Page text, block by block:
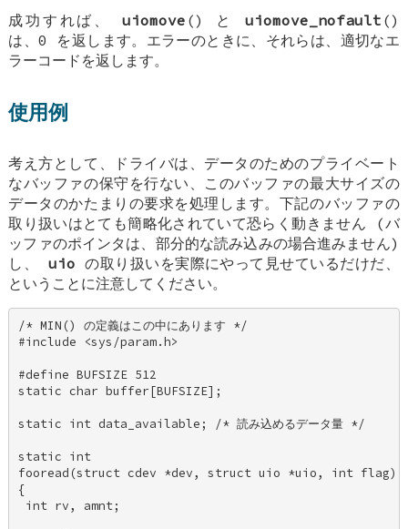
成功すれば、uiomove () と uiomove_nofault ()
は、0 を返します。エラーのときに、それらは、適切なエ
ラーコードを返します。
使用例
考え方として、ドライバは、データのためのプライベート
なバッファの保守を行ない、このバッファの最大サイズの
データのかたまりの要求を処理します。下記のバッファの
取り扱いはとても簡略化されていて恐らく動きません (バ
ッファのポインタは、部分的な読み込みの場合進みません)
し、 uio の取り扱いを実際にやって見せているだけだ、
ということに注意してください。
/* MIN() の定義はこの中にあります */
#include <sys/param.h>
#define BUFSIZE 512
static char buffer[BUFSIZE];
static int data_available; /* 読み込めるデータ量 */
static int
fooread(struct cdev *dev, struct uio *uio, int flag)
{
int rv, amnt;